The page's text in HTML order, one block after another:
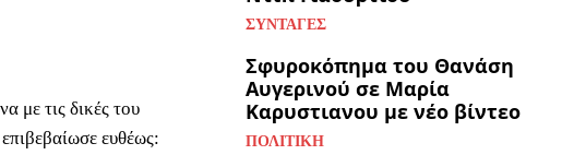
με τις δικές του
ευθέως:
ΣΥΝΤΑΓΈΣ
Σφυροκόπημα του Θανάση
Αυγερινού σε Μαρία
Καρυστιανου με νέο βίντεο
ΠΟΛΙΤΙΚΉ